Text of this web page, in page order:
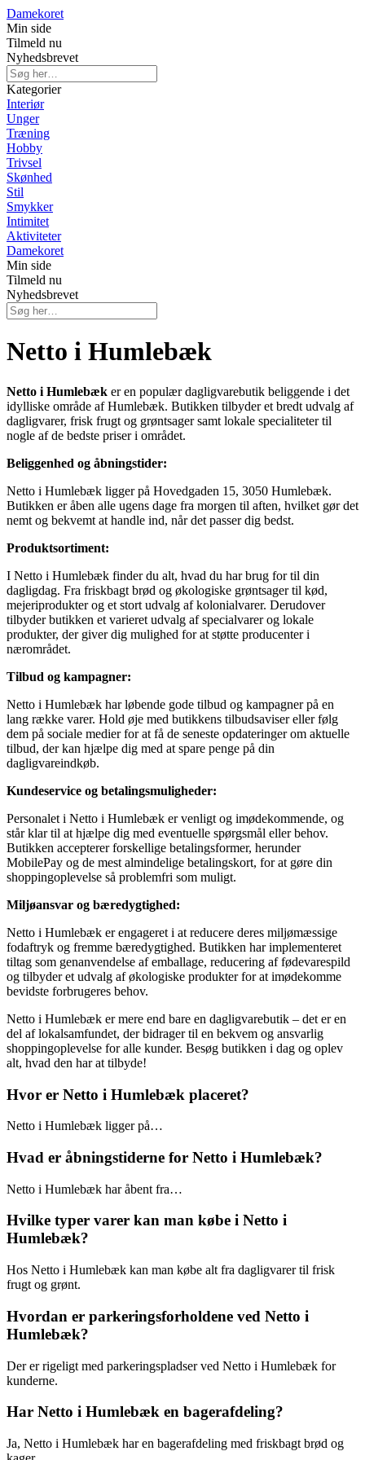
Damekoret
Min side
Tilmeld nu
Nyhedsbrevet
Kategorier
Interiør
Unger
Træning
Hobby
Trivsel
Skønhed
Stil
Smykker
Intimitet
Aktiviteter
Damekoret
Min side
Tilmeld nu
Nyhedsbrevet
Netto i Humlebæk
Netto i Humlebæk er en populær dagligvarebutik beliggende i det
idylliske område af Humlebæk. Butikken tilbyder et bredt udvalg af
dagligvarer, frisk frugt og grøntsager samt lokale specialiteter til
nogle af de bedste priser i området.
Beliggenhed og åbningstider:
Netto i Humlebæk ligger på Hovedgaden 15, 3050 Humlebæk.
Butikken er åben alle ugens dage fra morgen til aften, hvilket gør det
nemt og bekvemt at handle ind, når det passer dig bedst.
Produktsortiment:
I Netto i Humlebæk finder du alt, hvad du har brug for til din
dagligdag. Fra friskbagt brød og økologiske grøntsager til kød,
mejeriprodukter og et stort udvalg af kolonialvarer. Derudover
tilbyder butikken et varieret udvalg af specialvarer og lokale
produkter, der giver dig mulighed for at støtte producenter i
nærområdet.
Tilbud og kampagner:
Netto i Humlebæk har løbende gode tilbud og kampagner på en
lang række varer. Hold øje med butikkens tilbudsaviser eller følg
dem på sociale medier for at få de seneste opdateringer om aktuelle
tilbud, der kan hjælpe dig med at spare penge på din
dagligvareindkøb.
Kundeservice og betalingsmuligheder:
Personalet i Netto i Humlebæk er venligt og imødekommende, og
står klar til at hjælpe dig med eventuelle spørgsmål eller behov.
Butikken accepterer forskellige betalingsformer, herunder
MobilePay og de mest almindelige betalingskort, for at gøre din
shoppingoplevelse så problemfri som muligt.
Miljøansvar og bæredygtighed:
Netto i Humlebæk er engageret i at reducere deres miljømæssige
fodaftryk og fremme bæredygtighed. Butikken har implementeret
tiltag som genanvendelse af emballage, reducering af fødevarespild
og tilbyder et udvalg af økologiske produkter for at imødekomme
bevidste forbrugeres behov.
Netto i Humlebæk er mere end bare en dagligvarebutik – det er en
del af lokalsamfundet, der bidrager til en bekvem og ansvarlig
shoppingoplevelse for alle kunder. Besøg butikken i dag og oplev
alt, hvad den har at tilbyde!
Hvor er Netto i Humlebæk placeret?
Netto i Humlebæk ligger på…
Hvad er åbningstiderne for Netto i Humlebæk?
Netto i Humlebæk har åbent fra…
Hvilke typer varer kan man købe i Netto i
Humlebæk?
Hos Netto i Humlebæk kan man købe alt fra dagligvarer til frisk
frugt og grønt.
Hvordan er parkeringsforholdene ved Netto i
Humlebæk?
Der er rigeligt med parkeringspladser ved Netto i Humlebæk for
kunderne.
Har Netto i Humlebæk en bagerafdeling?
Ja, Netto i Humlebæk har en bagerafdeling med friskbagt brød og